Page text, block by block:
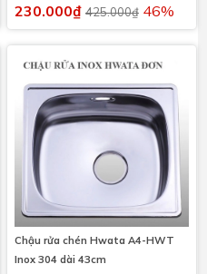
230.000₫ 425.000₫ 46%
Chậu rửa chén Hwata A4-HWT
Inox 304 dài 43cm